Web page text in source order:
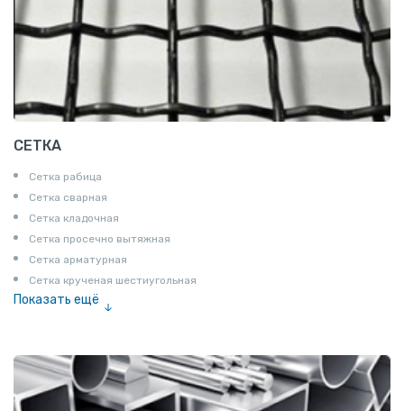
СЕТКА
Сетка рабица
Сетка сварная
Сетка кладочная
Сетка просечно вытяжная
Сетка арматурная
Сетка крученая шестиугольная
Показать ещё